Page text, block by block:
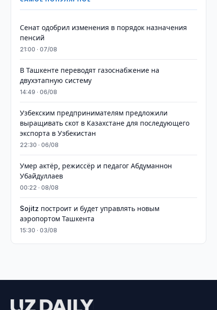
Сенат одобрил изменения в порядок назначения
пенсий
21:00 · 07/08
В Ташкенте переводят газоснабжение на
двухэтапную систему
14:49 · 06/08
Узбекским предпринимателям предложили
выращивать скот в Казахстане для последующего
экспорта в Узбекистан
22:30 · 06/08
Умер актёр, режиссёр и педагог Абдуманнон
Убайдуллаев
00:22 · 08/08
Sojitz построит и будет управлять новым
аэропортом Ташкента
15:30 · 03/08